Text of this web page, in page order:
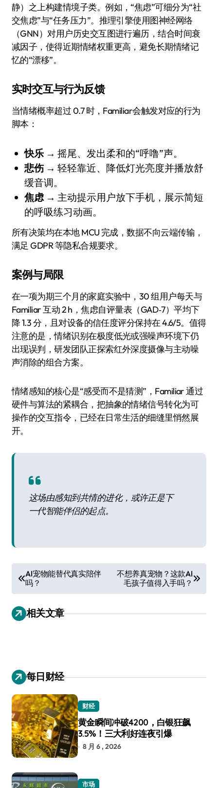
静）之上构建情境子类。例如，“焦虑”可细分为“社
交焦虑”与“任务压力”。推理引擎使用图神经网络
（GNN）对用户历史交互图进行遍历，结合时间衰
减因子，使得近期情绪权重更高，避免长期情绪记
忆的“漂移”。
实时交互与行为反馈
当情绪概率超过 0.7 时，Familiar会触发对应的行为
脚本：
快乐→ 摇尾、发出柔和的“呼噜”声。
悲伤→ 轻轻靠近、降低灯光亮度并播放舒
缓音调。
焦虑→ 主动提示用户放下手机，展示简短
的呼吸练习动画。
所有决策均在本地 MCU 完成，数据不向云端传输，
满足 GDPR 等隐私合规要求。
案例与局限
在一项为期三个月的家庭实验中，30 组用户每天与
Familiar 互动 2 h，焦虑自评量表（GAD‑7）平均下
降 1.3 分，且对设备的信任度评分保持在 4.6/5。值得
注意的是，情绪识别在极度低光或强噪声环境下仍
出现误判，研发团队正探索红外深度摄像与主动噪
声消除的组合方案。
情绪感知的核心是“感受而不是猜测”，Familiar 通过
硬件与算法的紧耦合，把抽象的情绪信号转化为可
操作的交互指令，已经在日常生活的细缝里悄然展
开。
这场由感知到共情的进化，或许正是下
一代智能伴侣的起点。
章
导
航
AI宠物能替代真实陪伴
吗？
不想养真宠物？这款AI
毛孩子值得入手吗？
相关文章
每日财经
财经
黄金瞬间冲破4200，白银狂飙
3.5%！三大利好连夜引爆
8 月 6 , 2026
市场